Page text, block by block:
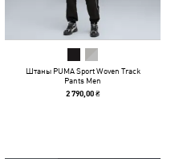
Штаны PUMA Sport Woven Track
Pants Men
2 790,00 ₴